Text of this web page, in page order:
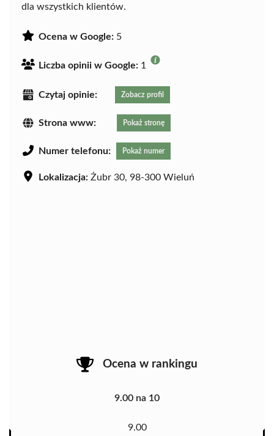
dla wszystkich klientów.
Ocena w Google: 5
Liczba opinii w Google: 1
Czytaj opinie: Zobacz profil
Strona www: Pokaż stronę
Numer telefonu: Pokaż numer
Lokalizacja: Żubr 30, 98-300 Wieluń
Ocena w rankingu
9.00 na 10
9.00